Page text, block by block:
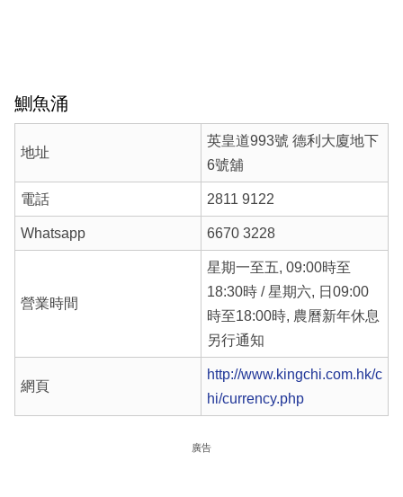
鰂魚涌
地址
英皇道993號 德利大廈地下
6號舖
電話 2811 9122
Whatsapp 6670 3228
營業時間
星期一至五, 09:00時至
18:30時 / 星期六, 日09:00
時至18:00時, 農曆新年休息
另行通知
網頁
http://www.kingchi.com.hk/c
hi/currency.php
廣告